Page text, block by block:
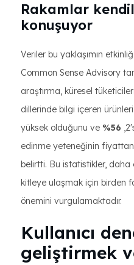
Rakamlar
konuşuyor
Veriler bu yaklaşımın
Common Sense Advisory
araştırma, küresel
dillerinde bilgi içeren ürünleri
yüksek olduğunu ve %56
edinme yeteneğinin
belirtti. Bu istatistikler,
kitleye ulaşmak için birden
önemini vurgulamaktadır.
Kullanıcı
geliştirmek